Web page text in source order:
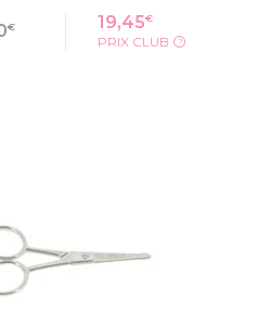
€ 19,45€
PRIX CLUB ?